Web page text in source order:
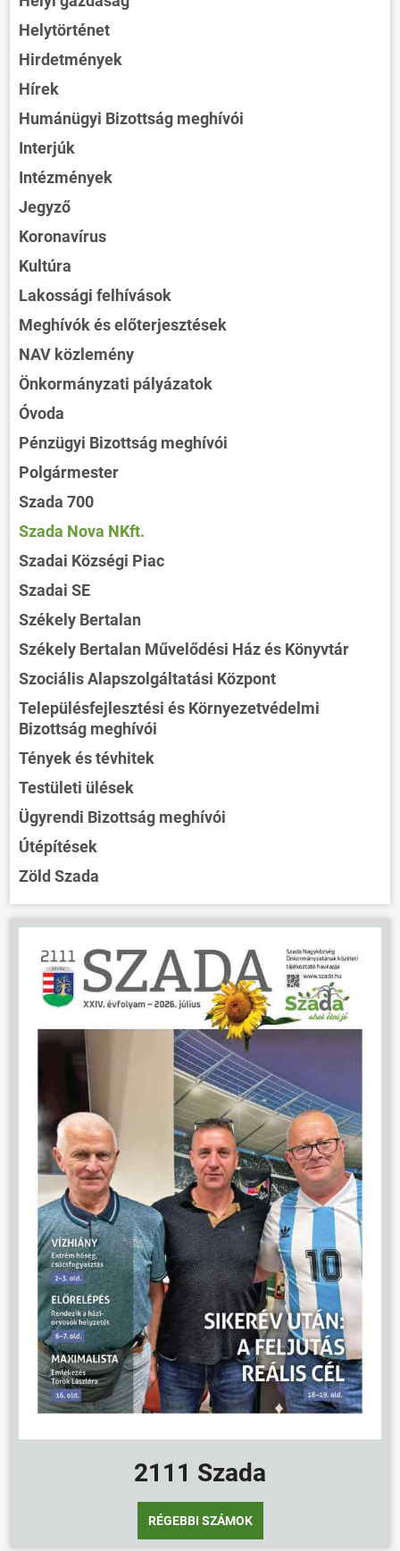
Helytörténet
Hirdetmények
Hírek
Humánügyi Bizottság meghívói
Interjúk
Intézmények
Jegyző
Koronavírus
Kultúra
Lakossági felhívások
Meghívók és előterjesztések
NAV közlemény
Önkormányzati pályázatok
Óvoda
Pénzügyi Bizottság meghívói
Polgármester
Szada 700
Szada Nova NKft.
Szadai Községi Piac
Szadai SE
Székely Bertalan
Székely Bertalan Művelődési Ház és Könyvtár
Szociális Alapszolgáltatási Központ
Településfejlesztési és Környezetvédelmi
Bizottság meghívói
Tények és tévhitek
Testületi ülések
Ügyrendi Bizottság meghívói
Útépítések
Zöld Szada
2111 Szada
RÉGEBBI SZÁMOK